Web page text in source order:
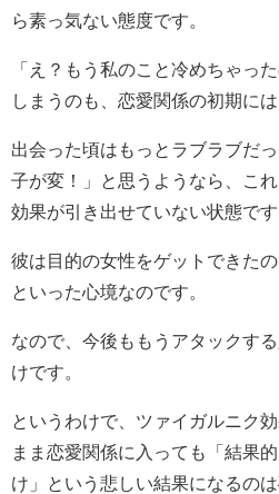
ら素っ気ない態度です。
「え？もう私のこと冷めちゃっ
しまうのも、恋愛関係の初期に
出会った頃はもっとラブラブだ
子が変！」と思うようなら、こ
効果が引き出せていない状態です
彼は目的の女性をゲットできた
といった心境なのです。
なので、今後ももうアタックす
けです。
というわけで、ツァイガルニク
まま恋愛関係に入っても「結果
け」という悲しい結果になるのは